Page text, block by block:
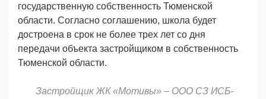
государственную собственность Тюменской
области. Согласно соглашению, школа будет
достроена в срок не более трех лет со дня
передачи объекта застройщиком в собственность
Тюменской области.
Застройщик ЖК «Мотивы» – ООО СЗ ИСБ-